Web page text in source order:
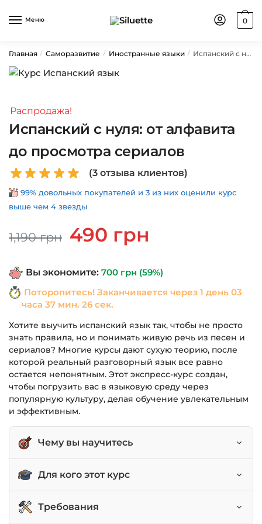
Меню 0
Главная / Саморазвитие / Иностранные языки / Испанский с нуля: от алфавита до просмотра сериалов
Распродажа!
Испанский с нуля: от алфавита
до просмотра сериалов
(3отзыва клиентов)
99% довольных покупателей и 3 из них оценили курс
выше чем 4 звезды
1,190грн
Первоначальная
цена
1,190 грн.
490 грн
Вы экономите: 700 грн (59%)
Поторопитесь! Заканчивается через 1 день 03
часа 37 мин. 26 сек.
Хотите выучить испанский язык так, чтобы не просто
знать правила, но и понимать живую речь из песен и
сериалов? Многие курсы дают сухую теорию, после
которой реальный разговорный язык все равно
остается непонятным. Этот экспресс-курс создан,
чтобы погрузить вас в языковую среду через
популярную культуру, делая обучение увлекательным
и эффективным.
Чему вы научитесь
Понимать основы испанской грамматики и
Воспринимать живую испанскую речь на слух
Для кого этот курс
Для начинающих изучать испанский с нуля.
Требования